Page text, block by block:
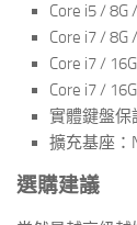
Core i5 / 8G
Core i7 / 8G
Core i7 /
Core i7 /
實體鍵盤保
擴充基座：
選購建議